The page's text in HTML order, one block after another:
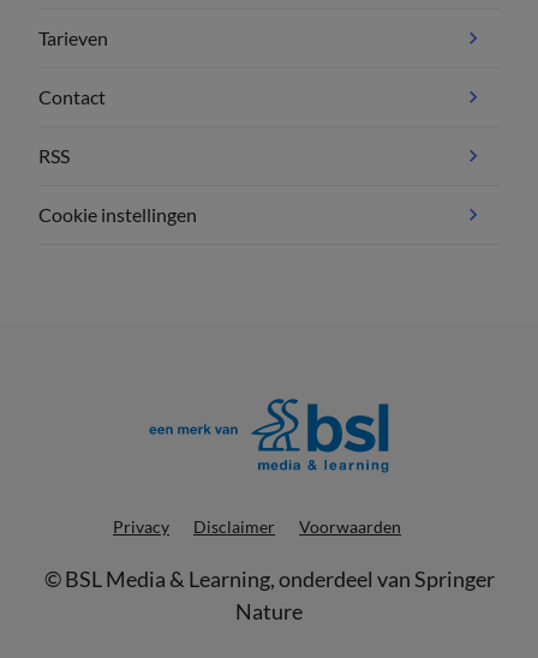
Tarieven
Contact
RSS
Cookie instellingen
Privacy Disclaimer Voorwaarden
©BSL Media & Learning, onderdeel vanSpringer
Nature